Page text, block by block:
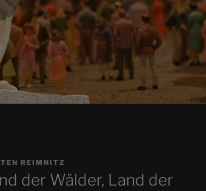
REIMNITZ
der Wälder, Land der